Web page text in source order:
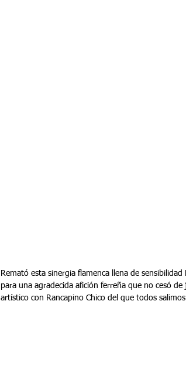
Remató esta sinergia flamenca llena de
para una agradecida afición ferreña que no cesó
artístico con Rancapino Chico del que todos